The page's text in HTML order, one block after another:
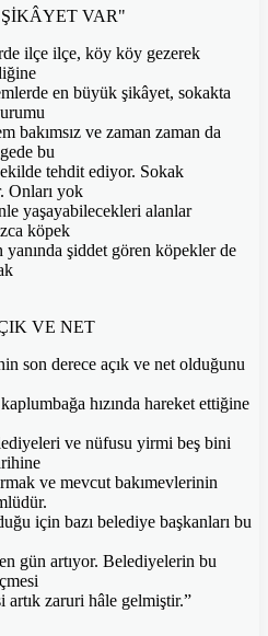
VAR"
ilçe ilçe, köy köy gezerek
en büyük şikâyet, sokakta
bakımsız ve zaman zaman da
bu
tehdit ediyor. Sokak
Onları yok
yaşayabilecekleri alanlar
köpek
yanında şiddet gören köpekler de
VE NET
son derece açık ve net olduğunu
hızında hareket ettiğine
ve nüfusu yirmi beş bini
ve mevcut bakımevlerinin
için bazı belediye başkanları bu
gün artıyor. Belediyelerin bu
artık zaruri hâle gelmiştir.”